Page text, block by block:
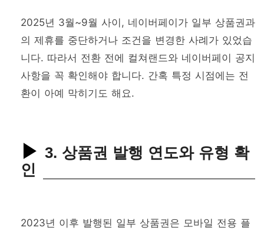
2025년 3월~9월 사이, 네이버페이가 일부 상품권과
의 제휴를 중단하거나 조건을 변경한 사례가 있었습
니다. 따라서 전환 전에 컬쳐랜드와 네이버페이 공지
사항을 꼭 확인해야 합니다. 간혹 특정 시점에는 전
환이 아예 막히기도 해요.
3. 상품권 발행 연도와 유형 확
인
2023년 이후 발행된 일부 상품권은 모바일 전용 플